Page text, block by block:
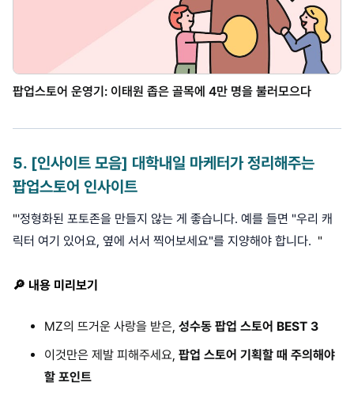
팝업스토어 운영기: 이태원 좁은 골목에 4만 명을 불러모으다
5. [인사이트 모음] 대학내일 마케터가 정리해주는
팝업스토어 인사이트
"'정형화된 포토존을 만들지 않는 게 좋습니다. 예를 들면 "우리 캐
릭터 여기 있어요, 옆에 서서 찍어보세요"를 지양해야 합니다. "
🔎 내용 미리보기
MZ의 뜨거운 사랑을 받은, 성수동 팝업 스토어 BEST 3
이것만은 제발 피해주세요, 팝업 스토어 기획할 때 주의해야
할 포인트